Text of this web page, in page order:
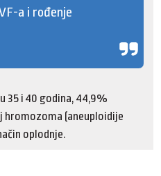
a i rođenje
35 i 40 godina, 44,9%
hromozoma (aneuploidije
oplodnje.